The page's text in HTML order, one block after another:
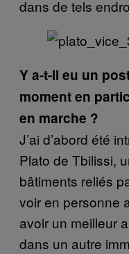
dans de tels
Y a-t-il eu un
moment en
en marche ?
J’ai d’abord été
Plato de Tbilissi,
bâtiments reliés
voir en personne
avoir un meilleur
dans un autre